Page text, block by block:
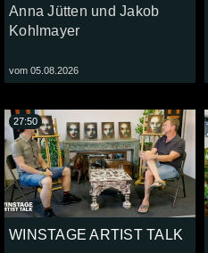
Anna Jütten und Jakob
Kohlmayer
vom 05.08.2026
WINSTAGE ARTIST TALK
27:50